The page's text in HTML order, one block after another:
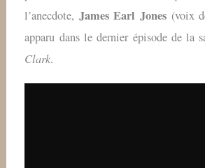
l’anecdote, James Earl Jones(voix
apparu dans le dernier épisode de la
Clark.